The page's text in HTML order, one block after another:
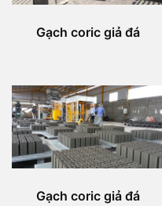
Gạch coric giả đá
Gạch coric giả đá